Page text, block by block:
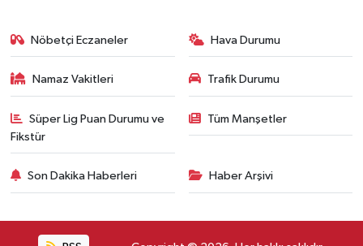
Nöbetçi Eczaneler Hava Durumu
Namaz Vakitleri Trafik Durumu
Süper Lig Puan Durumu ve
Fikstür
Tüm Manşetler
Son Dakika Haberleri Haber Arşivi